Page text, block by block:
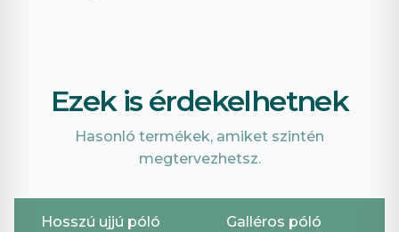
Ezek is érdekelhetnek
Hasonló termékek, amiket szintén
megtervezhetsz.
Hosszú ujjú póló
Galléros póló